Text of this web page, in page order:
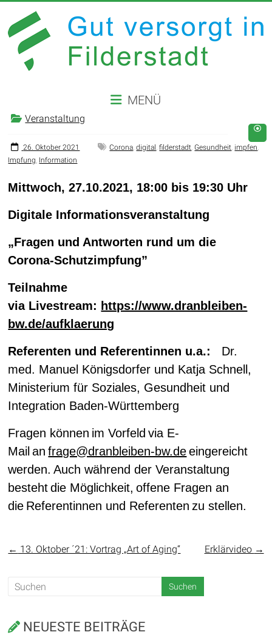
Inhalt
springen
VERSORGT
FILDERSTADT
der
Stadt
Filderstadt
MENÜ
Veranstaltung
26. Oktober 2021 Corona,digital ,filderstadt,Gesundheit, impfen,
Impfung, Information
Mittwoch, 27.10.2021, 18:00 bis 19:30 Uhr
Digitale Informationsveranstaltung
„Fragen und Antworten rund um die
Corona-Schutzimpfung”
Teilnahme
via Livestream: https://www.dranbleiben-
bw.de/aufklaerung
Referenten und Referentinnen u.a.:
Dr.
med. Manuel Königsdorfer und Katja Schnell,
Ministerium für Soziales, Gesundheit und
Integration Baden-Württemberg
Fragen können im Vorfeld via E-
Mail anfrage@dranbleiben-bw.deeingereicht
werden. Auch während der Veranstaltung
besteht die Möglichkeit, offene Fragen an
die Referentinnen und Referenten zu stellen.
← 13. Oktober ´21: Vortrag „Art of Aging“ Erklärvideo →
NEUESTE BEITRÄGE